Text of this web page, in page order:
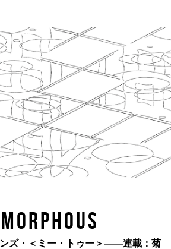
ズ・＜ミー・トゥー＞——連載：菊